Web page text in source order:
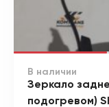
В наличии
Зеркало
подогревом)